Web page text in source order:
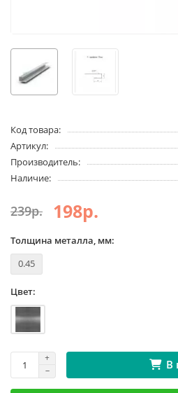
Код товара:
Артикул:
Производитель:
Наличие:
239р. 198р.
Толщина металла, мм:
0.45
Цвет:
В